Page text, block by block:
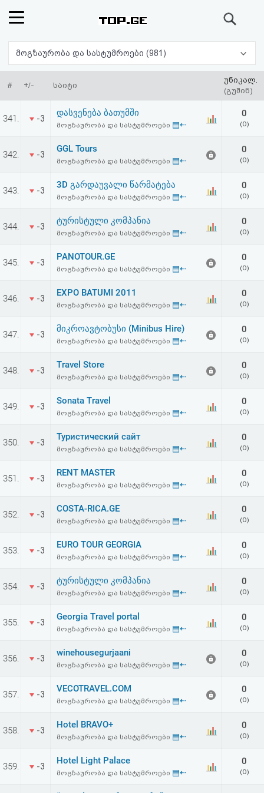
რეიტინგი
(მთავარი)
ფოსტა
პასუხი
ავტორიზაცია
რეგისტრაცია
პაროლის
აღდგენა
HTML
შეთანხმება
უარყოფა
მოგზაურობა და სასტუმროები (981)
# +/- საიტი
უნიკალ.
(გუშინ)
341. -3
დასვენება ბათუმში
მოგზაურობა და სასტუმროები ▤⇠
0
(0)
342. -3
GGL Tours
მოგზაურობა და სასტუმროები ▤⇠
0
(0)
343. -3
3D გარდაუვალი წარმატება
მოგზაურობა და სასტუმროები ▤⇠
0
(0)
344. -3
ტურისტული კომპანია
მოგზაურობა და სასტუმროები ▤⇠
0
(0)
345. -3
PANOTOUR.GE
მოგზაურობა და სასტუმროები ▤⇠
0
(0)
346. -3
EXPO BATUMI 2011
მოგზაურობა და სასტუმროები ▤⇠
0
(0)
347. -3
მიკროავტობუსი (Minibus Hire)
მოგზაურობა და სასტუმროები ▤⇠
0
(0)
348. -3
Travel Store
მოგზაურობა და სასტუმროები ▤⇠
0
(0)
349. -3
Sonata Travel
მოგზაურობა და სასტუმროები ▤⇠
0
(0)
350. -3
Туристический сайт
მოგზაურობა და სასტუმროები ▤⇠
0
(0)
351. -3
RENT MASTER
მოგზაურობა და სასტუმროები ▤⇠
0
(0)
352. -3
COSTA-RICA.GE
მოგზაურობა და სასტუმროები ▤⇠
0
(0)
353. -3
EURO TOUR GEORGIA
მოგზაურობა და სასტუმროები ▤⇠
0
(0)
354. -3
ტურისტული კომპანია
მოგზაურობა და სასტუმროები ▤⇠
0
(0)
355. -3
Georgia Travel portal
მოგზაურობა და სასტუმროები ▤⇠
0
(0)
356. -3
winehousegurjaani
მოგზაურობა და სასტუმროები ▤⇠
0
(0)
357. -3
VECOTRAVEL.COM
მოგზაურობა და სასტუმროები ▤⇠
0
(0)
358. -3
Hotel BRAVO+
მოგზაურობა და სასტუმროები ▤⇠
0
(0)
359. -3
Hotel Light Palace
მოგზაურობა და სასტუმროები ▤⇠
0
(0)